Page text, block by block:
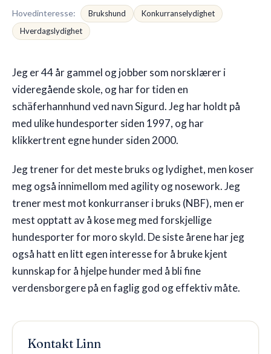
Blogg
🇳🇴NO
Hovedinteresse: Brukshund
Konkurranselydighet
Hverdagslydighet
Jeg er 44 år gammel og jobber som norsklærer i
videregående skole, og har for tiden en
schäferhannhund ved navn Sigurd. Jeg har holdt på
med ulike hundesporter siden 1997, og har
klikkertrent egne hunder siden 2000.
Jeg trener for det meste bruks og lydighet, men koser
meg også innimellom med agility og nosework. Jeg
trener mest mot konkurranser i bruks (NBF), men er
mest opptatt av å kose meg med forskjellige
hundesporter for moro skyld. De siste årene har jeg
også hatt en litt egen interesse for å bruke kjent
kunnskap for å hjelpe hunder med å bli fine
verdensborgere på en faglig god og effektiv måte.
Kontakt Linn